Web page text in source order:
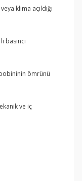
klima açıldığı
ömrünü
ve iç